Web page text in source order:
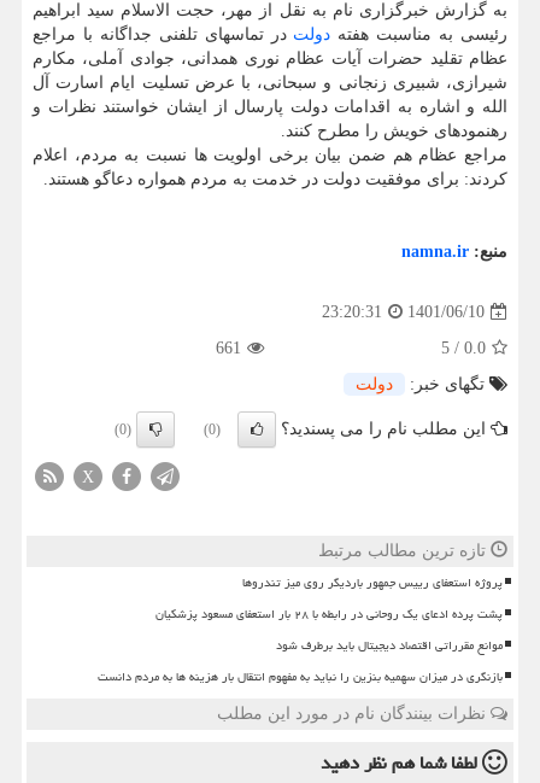
به گزارش خبرگزاری نام به نقل از مهر، حجت الاسلام سید ابراهیم
رئیسی به مناسبت هفته دولت در تماسهای تلفنی جداگانه با مراجع
عظام تقلید حضرات آیات عظام نوری همدانی، جوادی آملی، مکارم
شیرازی، شبیری زنجانی و سبحانی، با عرض تسلیت ایام اسارت آل
الله و اشاره به اقدامات دولت پارسال از ایشان خواستند نظرات و
رهنمودهای خویش را مطرح کنند.
مراجع عظام هم ضمن بیان برخی اولویت ها نسبت به مردم، اعلام
کردند: برای موفقیت دولت در خدمت به مردم همواره دعاگو هستند.
منبع: namna.ir
1401/06/10
23:20:31
0.0
/
5
661
تگهای خبر:
دولت
این مطلب نام را می پسندید؟ (0)
(0)
X
تازه ترین مطالب مرتبط
پروژه استعفای رییس جمهور باردیگر روی میز تندروها
پشت پرده ادعای یک روحانی در رابطه با ۲۸ بار استعفای مسعود پزشکیان
موانع مقرراتی اقتصاد دیجیتال باید برطرف شود
بازنگری در میزان سهمیه بنزین را نباید به مفهوم انتقال بار هزینه ها به مردم دانست
نظرات بینندگان نام در مورد این مطلب
لطفا شما همنظر دهید